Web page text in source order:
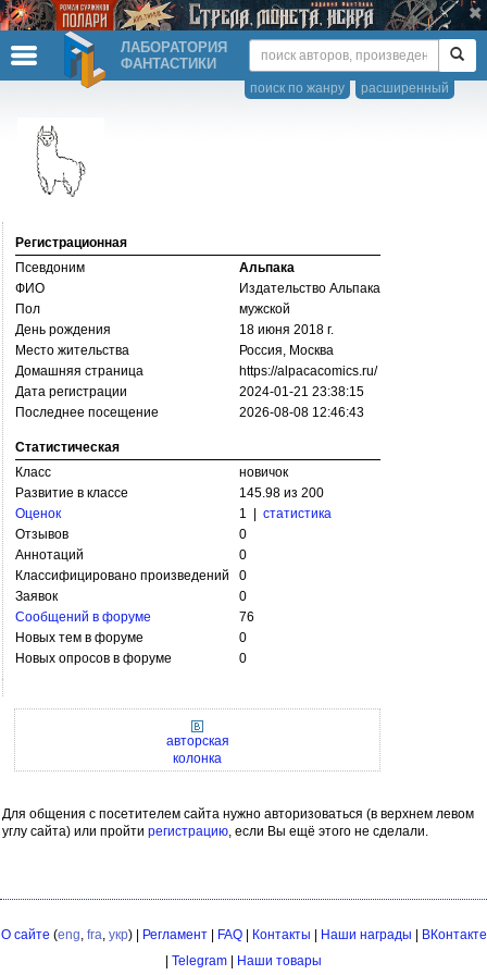
ЛАБОРАТОРИЯ
ФАНТАСТИКИ
расширенный
поиск по жанру
Регистрационная
Псевдоним
Альпака
ФИО
Издательство Альпака
Пол
мужской
День рождения
18 июня 2018 г.
Место жительства
Россия, Москва
Домашняя страница
https://­alpacacomics.ru/­
Дата регистрации
2024-01-21 23:38:15
Последнее посещение
2026-08-08 12:46:43
Статистическая
Класс
новичок
Развитие в классе
145.98 из 200
Оценок
1 | статистика
Отзывов
0
Аннотаций
0
Классифицировано произведений
0
Заявок
0
Сообщений в форуме
76
Новых тем в форуме
0
Новых опросов в форуме
0
авторская
колонка
Для общения с посетителем сайта нужно авторизоваться (в верхнем левом
углу сайта) или пройти регистрацию, если Вы ещё этого не сделали.
О сайте (eng, fra, укр) | Регламент| FAQ| Контакты Наши награды
ВКонтакте
Telegram Наши товары